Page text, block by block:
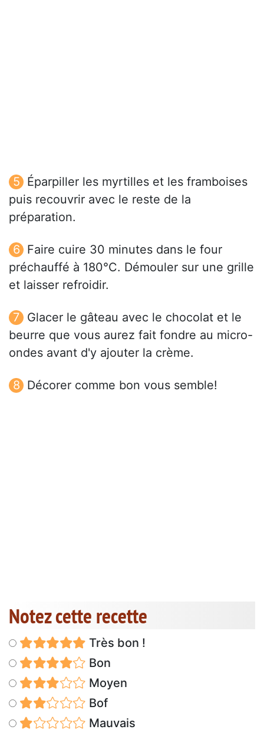
Éparpiller les myrtilles et les framboises
puis recouvrir avec le reste de la
préparation.
Faire cuire 30 minutes dans le four
préchauffé à 180°C. Démouler sur une grille
et laisser refroidir.
Glacer le gâteau avec le chocolat et le
beurre que vous aurez fait fondre au micro-
ondes avant d'y ajouter la crème.
Décorer comme bon vous semble!
Notez cette recette
Très bon !
Bon
Moyen
Bof
Mauvais